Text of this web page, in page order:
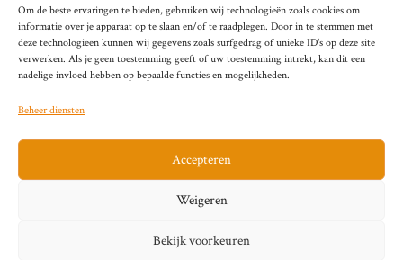
Om de beste ervaringen te bieden, gebruiken wij technologieën zoals cookies om
informatie over je apparaat op te slaan en/of te raadplegen. Door in te stemmen met
deze technologieën kunnen wij gegevens zoals surfgedrag of unieke ID's op deze site
verwerken. Als je geen toestemming geeft of uw toestemming intrekt, kan dit een
nadelige invloed hebben op bepaalde functies en mogelijkheden.
Beheer diensten
Accepteren
Weigeren
Bekijk voorkeuren
Hardnekkige Inflatie bij de ‘Grote Vier’
van de Eurozone
Mei 29, 2026
Sitemap Contact Privacybeleid (EU)
Impressum
Cookiebeleid (EU)